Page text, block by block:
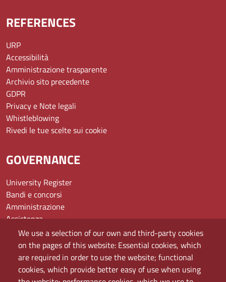
We use a selection of our own and third-party cookies
on the pages of this website: Essential cookies, which
are required in order to use the website; functional
cookies, which provide better easy of use when using
REFERENCES
URP
Accessibilità
Amministrazione trasparente
Archivio sito precedente
GDPR
Privacy e Note legali
Whistleblowing
Rivedi le tue scelte sui cookie
GOVERNANCE
University Register
Bandi e concorsi
Amministrazione
Assistenza
Domande frequenti (FAQ)
Elenco dei siti tematici
Mappa del sito
PEC